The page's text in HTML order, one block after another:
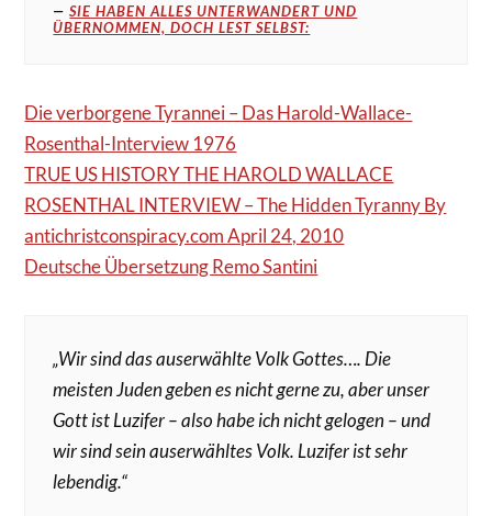
SIE HABEN ALLES UNTERWANDERT UND
ÜBERNOMMEN, DOCH LEST SELBST:
Die verborgene Tyrannei – Das Harold-Wallace-
Rosenthal-Interview 1976
TRUE US HISTORY THE HAROLD WALLACE
ROSENTHAL INTERVIEW – The Hidden Tyranny By
antichristconspiracy.com April 24, 2010
Deutsche Übersetzung Remo Santini
„Wir sind das auserwählte Volk Gottes…. Die
meisten Juden geben es nicht gerne zu, aber unser
Gott ist Luzifer – also habe ich nicht gelogen – und
wir sind sein auserwähltes Volk. Luzifer ist sehr
lebendig.“